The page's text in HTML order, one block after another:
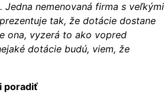
Jedna nemenovaná firma s veľkými
tak, že dotácie dostane
ona, vyzerá to ako vopred
dotácie budú, viem, že
poradiť